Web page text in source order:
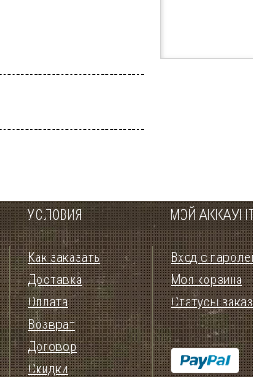
УСЛОВИЯ МОЙ
Как заказать
Доставка
Оплата
Возврат
Договор
Скидки
Вход с
Моя корзина
Статусы